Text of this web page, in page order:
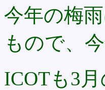
今年の梅
もので、
ICOTも3